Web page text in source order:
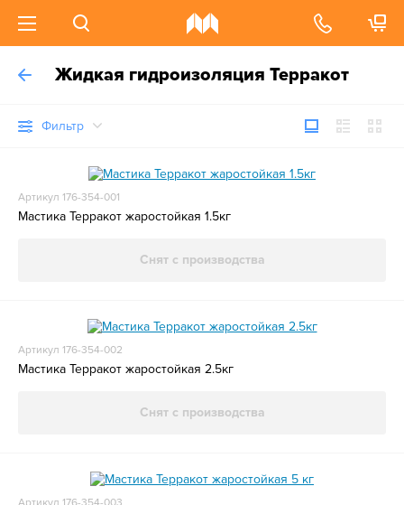
Жидкая гидроизоляция Терракот
Фильтр
Артикул 176-354-001
Мастика Терракот жаростойкая 1.5кг
Снят с производства
Артикул 176-354-002
Мастика Терракот жаростойкая 2.5кг
Снят с производства